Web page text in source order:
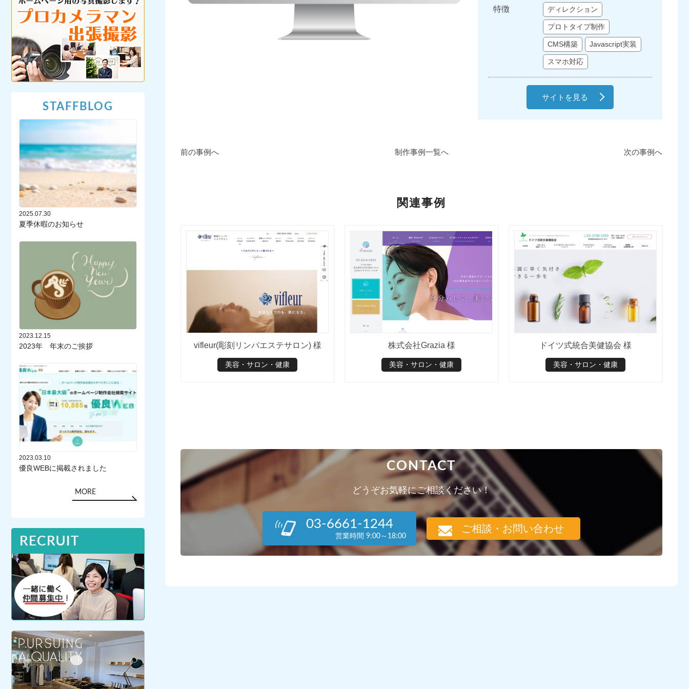
特徴 ディレクション
プロトタイプ制作
CMS構築 Javascript実装
スマホ対応
サイトを見る
前の事例へ 制作事例一覧へ 次の事例へ
関連事例
vifleur(彫刻リンパエステサロン) 様
美容・サロン・健康
株式会社Grazia 様
美容・サロン・健康
ドイツ式統合美健協会 様
美容・サロン・健康
CONTACT
どうぞお気軽にご相談ください！
03-6661-1244
営業時間 9:00～18:00
ご相談・お問い合わせ
STAFFBLOG
2025.07.30
夏季休暇のお知らせ
2023.12.15
2023年 年末のご挨拶
2023.03.10
優良WEBに掲載されました
MORE